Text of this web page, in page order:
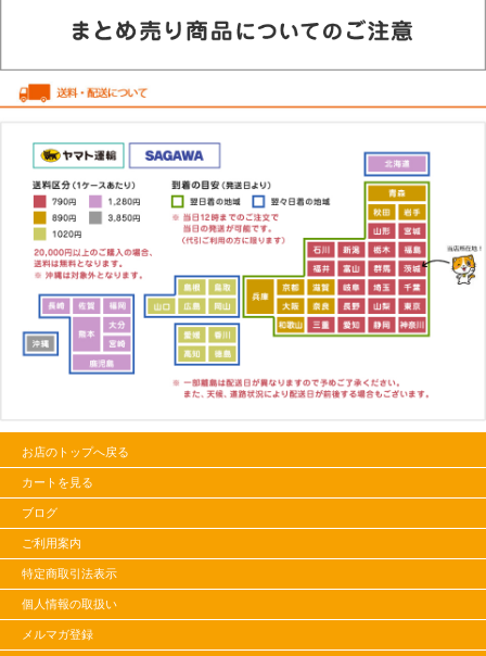
お店のトップへ戻る
カートを見る
ブログ
ご利用案内
特定商取引法表示
個人情報の取扱い
メルマガ登録